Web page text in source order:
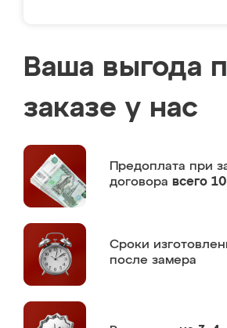
Ваша выгода
заказе у нас
Предоплата при
договора всего
Сроки
после замера